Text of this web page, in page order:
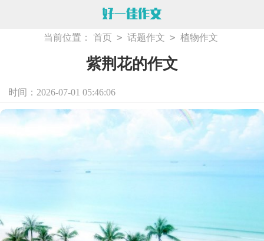
当前位置： 首页 > 话题作文 > 植物作文
紫荆花的作文
时间：2026-07-01 05:46:06